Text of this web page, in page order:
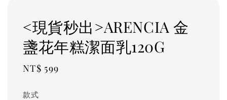
<現貨秒出>ARENCIA 金
盞花年糕潔面乳120G
Regular
NT$ 599
款式